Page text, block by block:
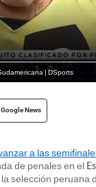
| DSports
News
a las
de penales en el
selección peruana